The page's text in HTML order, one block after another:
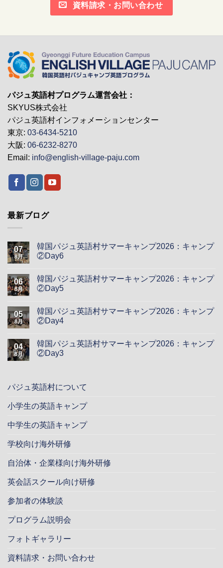
資料請求・お問い合わせ
パジュ英語村プログラム運営会社：
SKYUS株式会社
パジュ英語村インフォメーションセンター
東京: 03-6434-5210
大阪: 06-6232-8270
Email: info@english-village-paju.com
最新ブログ
07
8月
韓国パジュ英語村サマーキャンプ2026：キャンプ
②Day6
06
8月
韓国パジュ英語村サマーキャンプ2026：キャンプ
②Day5
05
8月
韓国パジュ英語村サマーキャンプ2026：キャンプ
②Day4
04
8月
韓国パジュ英語村サマーキャンプ2026：キャンプ
②Day3
パジュ英語村について
小学生の英語キャンプ
中学生の英語キャンプ
学校向け海外研修
自治体・企業様向け海外研修
英会話スクール向け研修
参加者の体験談
プログラム説明会
フォトギャラリー
資料請求・お問い合わせ